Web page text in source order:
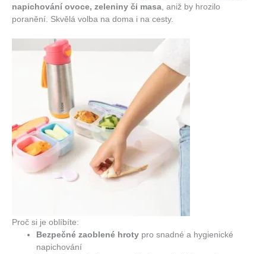
napichování ovoce, zeleniny či masa, aniž by hrozilo
poranění. Skvělá volba na doma i na cesty.
Proč si je oblíbíte:
Bezpečné zaoblené hroty pro snadné a hygienické
napichování